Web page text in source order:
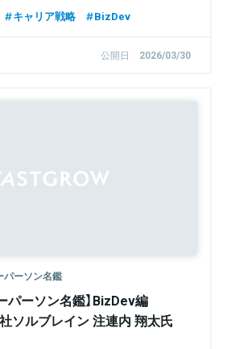
キャリア戦略 BizDev
公開日 2026/03/30
パーソン名鑑
パーソン名鑑】BizDev編
ソルブレイン 注連内 翔太氏